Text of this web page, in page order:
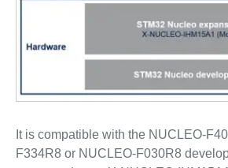
It is compatible with the NUCLEO-
F334R8 or NUCLEO-F030R8